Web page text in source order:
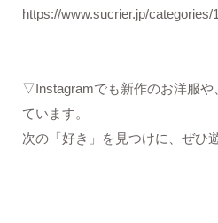
https://www.sucrier.jp/categories/
▽Instagramでも新作のお洋服や
ています。
次の「好き」を見つけに、ぜひ